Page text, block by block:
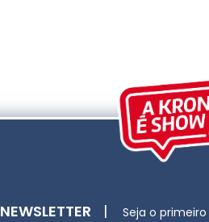
NEWSLETTER | Seja o